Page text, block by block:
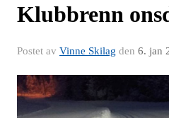
Klubbrenn
Postet av Vinne Skilag den 6. jan